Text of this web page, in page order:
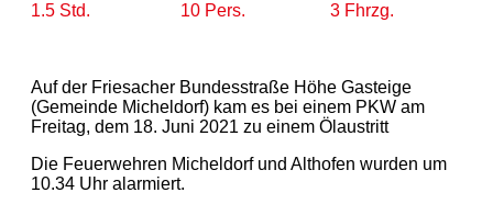
1.5 Std. 10 Pers. 3 Fhrzg.
Auf der Friesacher Bundesstraße Höhe Gasteige
(Gemeinde Micheldorf) kam es bei einem PKW am
Freitag, dem 18. Juni 2021 zu einem Ölaustritt
Die Feuerwehren Micheldorf und Althofen wurden um
10.34 Uhr alarmiert.